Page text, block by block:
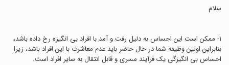
سلام
١- ممکن است این احساس به دلیل رفت و آمد با افراد بی انگیزه رخ داده باشد،
بنابراین اولین وظیفه شما در حال حاضر باید عدم معاشرت با این افراد باشد، زیرا
احساس بی انگیزگی یک فرآیند مسری و قابل انتقال به سایر افراد است.